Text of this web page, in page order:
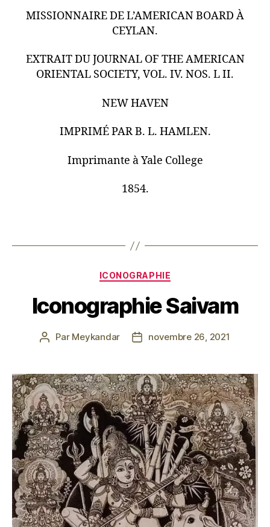
MISSIONNAIRE DE L’AMERICAN BOARD À
CEYLAN.
EXTRAIT DU JOURNAL OF THE AMERICAN
ORIENTAL SOCIETY, VOL. IV. NOS. L II.
NEW HAVEN
IMPRIMÉ PAR B. L. HAMLEN.
Imprimante à Yale College
1854.
Catégories
ICONOGRAPHIE
Iconographie Saivam
Auteur
Par Meykandar
Datenovembre 26, 2021